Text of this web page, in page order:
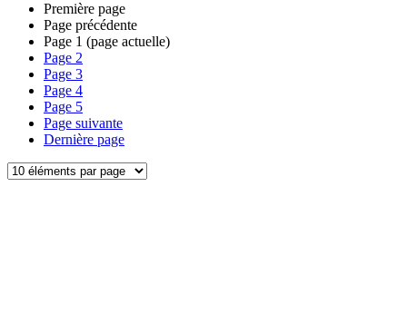
Première page
Page précédente
Page 1 (page actuelle)
Page 2
Page 3
Page 4
Page 5
Page suivante
Dernière page